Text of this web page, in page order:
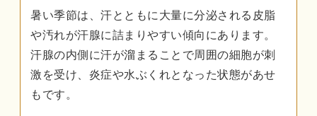
暑い季節は、汗とともに大量に分泌される皮脂
や汚れが汗腺に詰まりやすい傾向にあります。
汗腺の内側に汗が溜まることで周囲の細胞が刺
激を受け、炎症や水ぶくれとなった状態があせ
もです。